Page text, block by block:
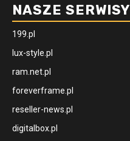
NASZE SERWISY
199.pl
lux-style.pl
ram.net.pl
foreverframe.pl
reseller-news.pl
digitalbox.pl